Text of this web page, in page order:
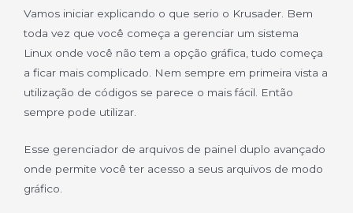
Vamos iniciar explicando o que serio o Krusader. Bem
toda vez que você começa a gerenciar um sistema
Linux onde você não tem a opção gráfica, tudo começa
a ficar mais complicado. Nem sempre em primeira vista a
utilização de códigos se parece o mais fácil. Então
sempre pode utilizar.
Esse gerenciador de arquivos de painel duplo avançado
onde permite você ter acesso a seus arquivos de modo
gráfico.